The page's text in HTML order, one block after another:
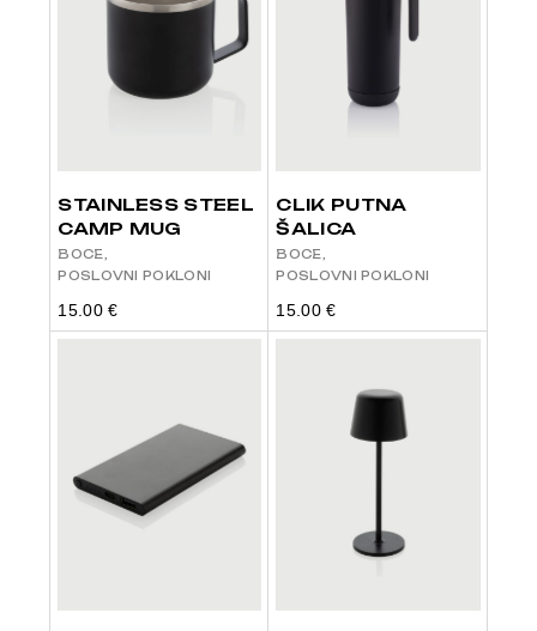
STAINLESS STEEL
CAMP MUG
BOCE
POSLOVNI POKLONI
15.00€
CLIK PUTNA
ŠALICA
BOCE
POSLOVNI POKLONI
15.00€